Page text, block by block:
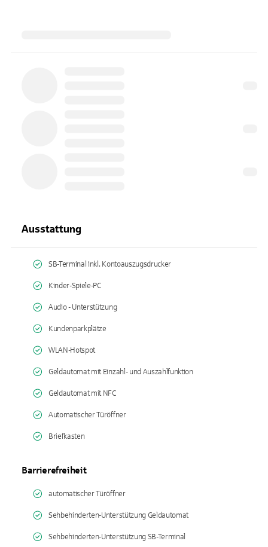
Ausstattung
SB-Terminal inkl. Kontoauszugsdrucker
Kinder-Spiele-PC
Audio - Unterstützung
Kundenparkplätze
WLAN-Hotspot
Geldautomat mit Einzahl- und Auszahlfunktion
Geldautomat mit NFC
Automatischer Türöffner
Briefkasten
Barrierefreiheit
automatischer Türöffner
Sehbehinderten-Unterstützung Geldautomat
Sehbehinderten-Unterstützung SB-Terminal